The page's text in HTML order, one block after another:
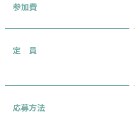
参加費
定 員
応募方法